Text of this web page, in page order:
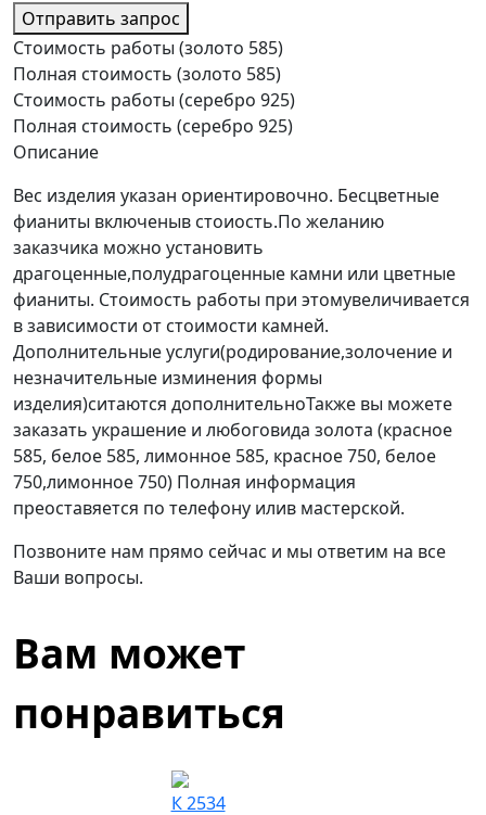
Отправить запрос
Стоимость работы (золото 585)
Полная стоимость (золото 585)
Стоимость работы (серебро 925)
Полная стоимость (серебро 925)
Описание
Вес изделия указан ориентировочно. Бесцветные
фианиты включеныв стоиость.По желанию
заказчика можно установить
драгоценные,полудрагоценные камни или цветные
фианиты. Стоимость работы при этомувеличивается
в зависимости от стоимости камней.
Дополнительные услуги(родирование,золочение и
незначительные изминения формы
изделия)ситаются дополнительноТакже вы можете
заказать украшение и любоговида золота (красное
585, белое 585, лимонное 585, красное 750, белое
750,лимонное 750) Полная информация
преоставяется по телефону илив мастерской.
Позвоните нам прямо сейчас и мы ответим на все
Ваши вопросы.
Вам может
понравиться
К 2534